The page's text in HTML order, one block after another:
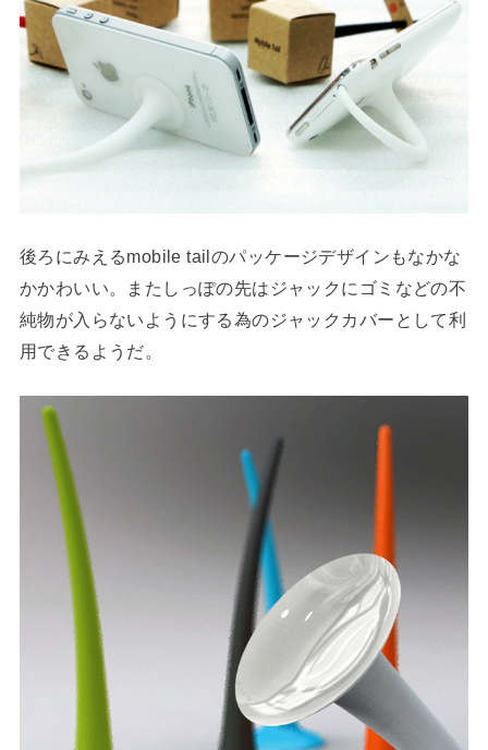
後ろにみえるmobile tailのパッケージデザインもなかな
かかわいい。またしっぽの先はジャックにゴミなどの不
純物が入らないようにする為のジャックカバーとして利
用できるようだ。